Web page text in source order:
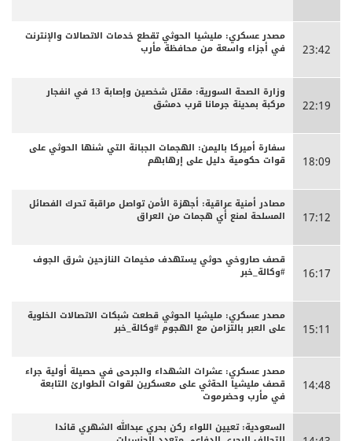
23:42
مصدر عسكري: مليشيا الحوثي تقطع خدمات الاتصالات والإنترنت
في أجزاء واسعة من محافظة مأرب
22:19
وزارة الصحة السورية: مقتل شخصين وإصابة 13 في انفجار
مركبة بمدينة جرمانا قرب دمشق
18:09
سفارة أميركا باليمن: الهجمات الجبانة التي شنها الحوثي على
قوات حكومية دليل على إرهابهم
17:12
مصادر أمنية عراقية: أجهزة الأمن تواصل مراقبة تحرك الفصائل
المسلحة لمنع أي هجمات من العراق
16:17
قصف صاروخي حوثي يستهدف مخيمات النازحين شرق الجوف
#وكالة_خبر
15:11
مصدر عسكري: مليشيا الحوثي قطعت شبكات الاتصالات الخلوية
على العبر بالتزامن مع الهجوم #وكالة_خبر
14:48
مصدر عسكري: عشرات الشهداء والجرحى ‏في حصيلة أولية جراء
قصف مليشيا الحةثي على معسكرين لقوات الطوارئ التابعة
في مأرب وحضرموت
السعودية: تعيين اللواء ركن بحري عبدالله الشهري قائدا